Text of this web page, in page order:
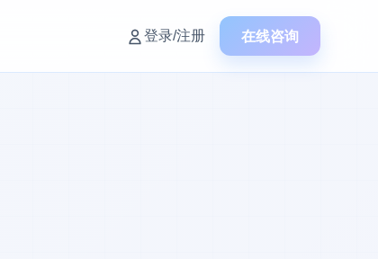
登录/注册 在线咨询